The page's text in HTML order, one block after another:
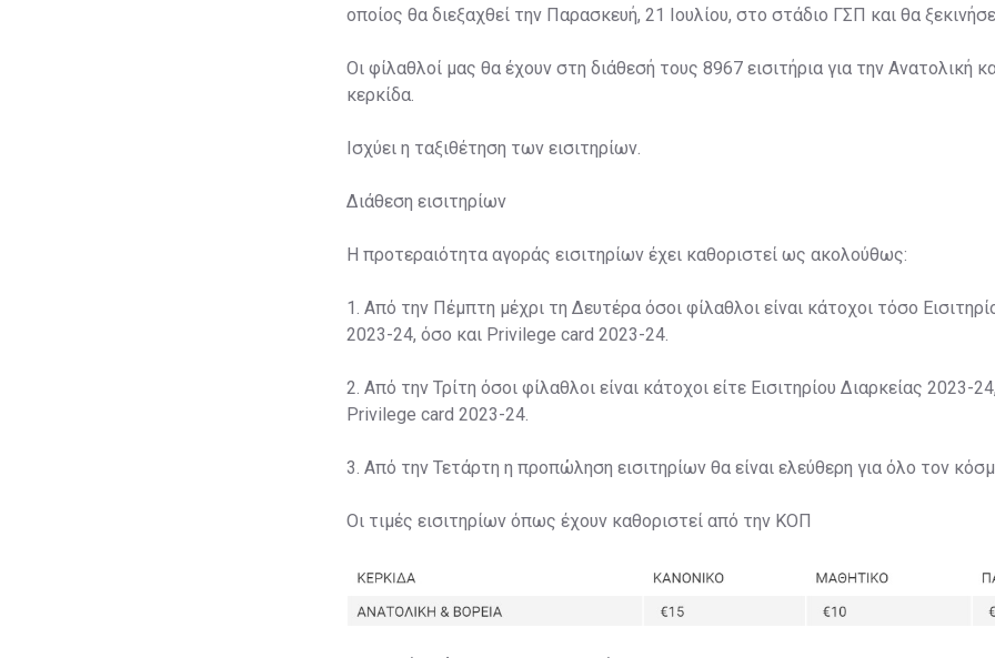
οποίος θα διεξαχθεί την Παρασκευή, 21 Ιουλίου, στο στάδιο ΓΣΠ και θα
Οι φίλαθλοί μας θα έχουν στη διάθεσή τους 8967 εισιτήρια για την Ανατολική
κερκίδα.
Ισχύει η ταξιθέτηση των εισιτηρίων.
Διάθεση εισιτηρίων
Η προτεραιότητα αγοράς εισιτηρίων έχει καθοριστεί ως ακολούθως:
1. Από την Πέμπτη μέχρι τη Δευτέρα όσοι φίλαθλοι είναι κάτοχοι τόσο
2023-24, όσο και Privilege card 2023-24.
2. Από την Τρίτη όσοι φίλαθλοι είναι κάτοχοι είτε Εισιτηρίου Διαρκείας 2023-
Privilege card 2023-24.
3. Από την Τετάρτη η προπώληση εισιτηρίων θα είναι ελεύθερη για όλο τον
Οι τιμές εισιτηρίων όπως έχουν καθοριστεί από την ΚΟΠ